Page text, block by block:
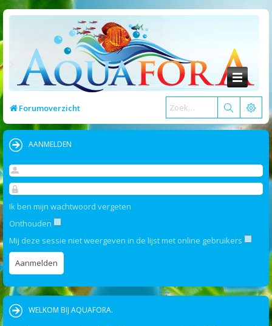
Forumoverzicht
AANMELDEN
Ik ben mijn wachtwoord vergeten
Onthouden
Mij deze sessie niet weergeven in de lijst met online gebruikers
WELKOM BIJ AQUAFORA.